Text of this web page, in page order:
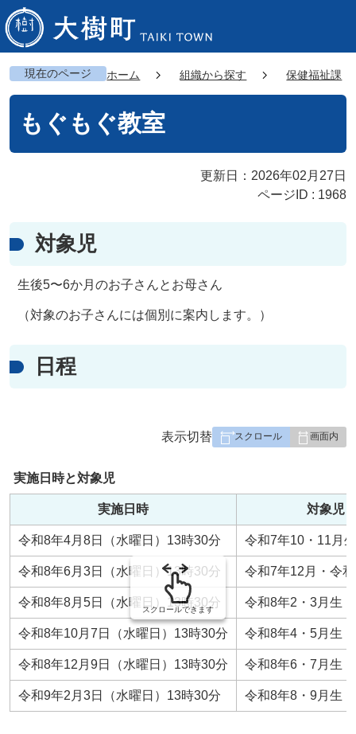
現在のページ ホーム 組織から探す 保健福祉課
もぐもぐ教室
更新日：2026年02月27日
ページID : 1968
対象児
生後5〜6か月のお子さんとお母さん
（対象のお子さんには個別に案内します。）
日程
表
の
表示切替
実施日時と対象児
実施日時 対象児
令和8年4月8日（水曜日）13時30分 令和7年10・11月生
令和8年6月3日（水曜日）13時30分 令和7年12月・令
令和8年8月5日（水曜日）13時30分 令和8年2・3月生
令和8年10月7日（水曜日）13時30分 令和8年4・5月生
令和8年12月9日（水曜日）13時30分 令和8年6・7月生
令和9年2月3日（水曜日）13時30分 令和8年8・9月生
スクロールできます